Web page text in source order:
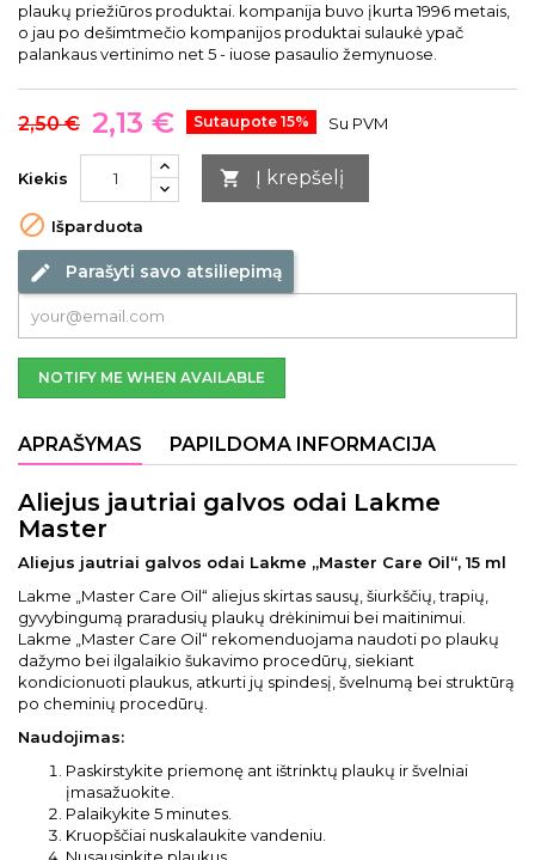
plaukų priežiūros produktai. kompanija buvo įkurta 1996 metais,
o jau po dešimtmečio kompanijos produktai sulaukė ypač
palankaus vertinimo net 5 - iuose pasaulio žemynuose.
2,50 € 2,13 € Sutaupote 15% Su PVM
Kiekis  Į krepšelį
 Išparduota
edit Parašyti savo atsiliepimą
NOTIFY ME WHEN AVAILABLE
APRAŠYMAS PAPILDOMA INFORMACIJA
Aliejus jautriai galvos odai Lakme
Master
Aliejus jautriai galvos odai Lakme „Master Care Oil“, 15 ml
Lakme „Master Care Oil“ aliejus skirtas sausų, šiurkščių, trapių,
gyvybingumą praradusių plaukų drėkinimui bei maitinimui.
Lakme „Master Care Oil“ rekomenduojama naudoti po plaukų
dažymo bei ilgalaikio šukavimo procedūrų, siekiant
kondicionuoti plaukus, atkurti jų spindesį, švelnumą bei struktūrą
po cheminių procedūrų.
Naudojimas:
Paskirstykite priemonę ant ištrinktų plaukų ir švelniai
įmasažuokite.
Palaikykite 5 minutes.
Kruopščiai nuskalaukite vandeniu.